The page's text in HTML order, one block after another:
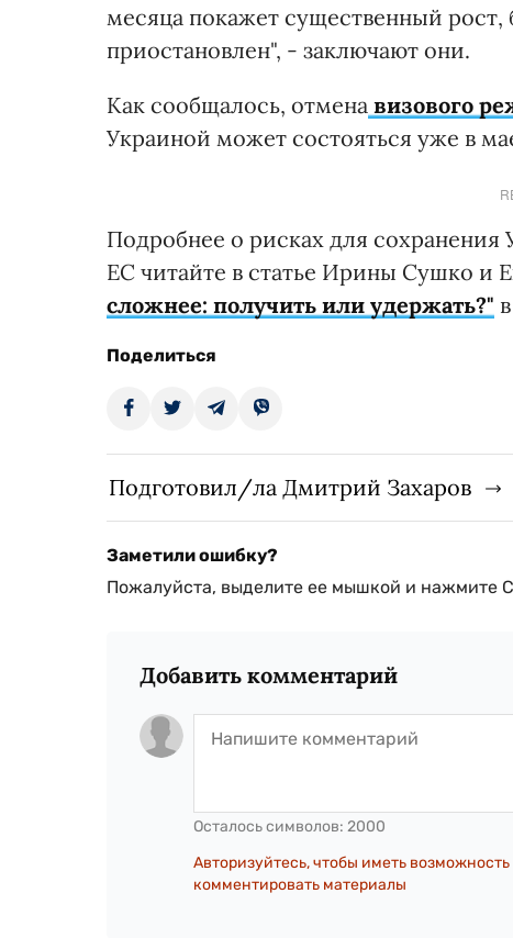
месяца покажет существенный
приостановлен", - заключают они.
Как сообщалось, отмена визового
Украиной может состояться уже в
Подробнее о рисках для
ЕС читайте в статье Ирины Сушко и
сложнее: получить или удержать?"
Поделиться
Подготовил/ла Дмитрий Захаров
Заметили ошибку?
Пожалуйста, выделите ее мышкой и нажмите
Добавить комментарий
Осталось символов: 2000
Авторизуйтесь, чтобы иметь возможность
комментировать материалы